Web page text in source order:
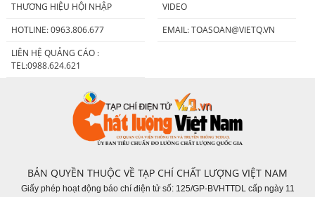
THƯƠNG HIỆU HỘI NHẬP
VIDEO
HOTLINE: 0963.806.677
EMAIL:TOASOAN@VIETQ.VN
LIÊN HỆ QUẢNG CÁO :
TEL:0988.624.621
BẢN QUYỀN THUỘC VỀ TẠP CHÍ CHẤT LƯỢNG VIỆT NAM
Giấy phép hoạt động báo chí điện tử số: 125/GP-BVHTTDL cấp ngày 11